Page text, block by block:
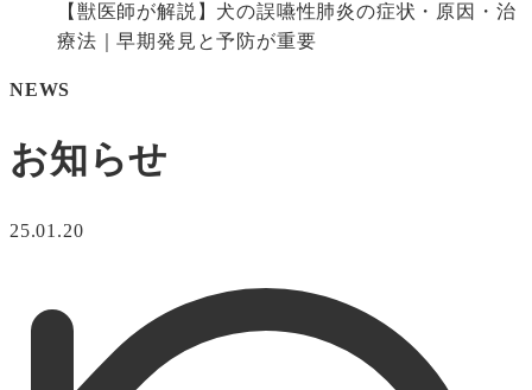
【獣医師が解説】犬の誤嚥性肺炎の症状・原因・治
療法｜早期発見と予防が重要
NEWS
お知らせ
25.01.20